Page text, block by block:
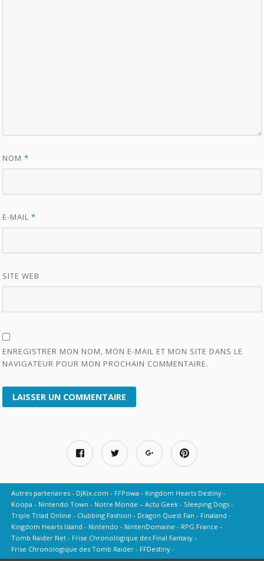
NOM*
E-MAIL*
SITE WEB
ENREGISTRER MON NOM, MON E-MAIL ET MON SITE DANS LE
NAVIGATEUR POUR MON PROCHAIN COMMENTAIRE.
Autres partenaires DJKix.com FFPowa
Kingdom Hearts Destiny
Koopa
Nintendo Town Notre Monde – Actu Geek
Sleeping Dogs
Triple Triad Online
Clubbing Fashion Dragon Quest Fan
Finaland
Kingdom Hearts Island
Nintendo NintenDomaine
RPG France
Tomb Raider Net
Frise Chronologique des Final Fantasy
Frise Chronologique des Tomb Raider
FFDestiny